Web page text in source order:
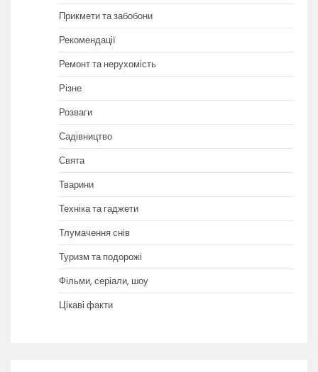
Прикмети та забобони
Рекомендації
Ремонт та нерухомість
Різне
Розваги
Садівництво
Свята
Тварини
Техніка та гаджети
Тлумачення снів
Туризм та подорожі
Фільми, серіали, шоу
Цікаві факти